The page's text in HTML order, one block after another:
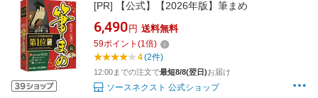
[PR] 【公式】【2026年版】筆まめ
6,490 円 送料無料
59ポイント (1倍)
4(2件)
12:00までの注文で最短8/8(翌日)お届け
ソースネクスト 公式ショップ